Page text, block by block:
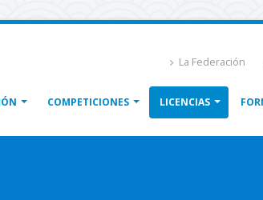
La Federación
COMPETICIONES LICENCIAS